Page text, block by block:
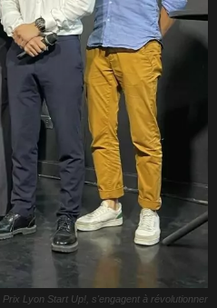
Lyon Start Up!, s'engagent à révolutionner